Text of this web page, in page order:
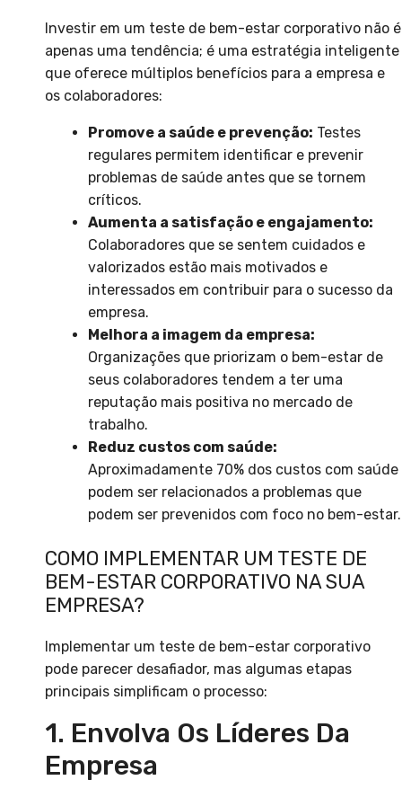
Investir em um teste de bem-estar corporativo não é
apenas uma tendência; é uma estratégia inteligente
que oferece múltiplos benefícios para a empresa e
os colaboradores:
Promove a saúde e prevenção: Testes
regulares permitem identificar e prevenir
problemas de saúde antes que se tornem
críticos.
Aumenta a satisfação e engajamento:
Colaboradores que se sentem cuidados e
valorizados estão mais motivados e
interessados em contribuir para o sucesso da
empresa.
Melhora a imagem da empresa:
Organizações que priorizam o bem-estar de
seus colaboradores tendem a ter uma
reputação mais positiva no mercado de
trabalho.
Reduz custos com saúde:
Aproximadamente 70% dos custos com saúde
podem ser relacionados a problemas que
podem ser prevenidos com foco no bem-estar.
COMO IMPLEMENTAR UM TESTE DE
BEM-ESTAR CORPORATIVO NA SUA
EMPRESA?
Implementar um teste de bem-estar corporativo
pode parecer desafiador, mas algumas etapas
principais simplificam o processo:
1. Envolva Os Líderes Da
Empresa